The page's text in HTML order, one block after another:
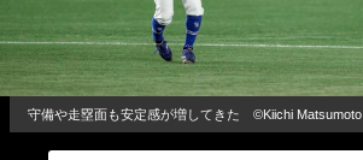
守備や走塁面も安定感が増してきた ©︎Kiichi Matsumoto